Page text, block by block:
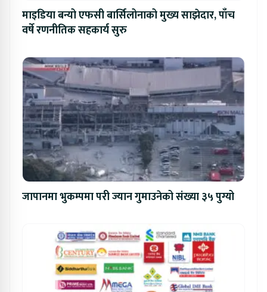
माइडिया बन्यो एफसी बार्सिलोनाको मुख्य साझेदार, पाँच
वर्षे रणनीतिक सहकार्य सुरु
जापानमा भुकम्पमा परी ज्यान गुमाउनेको संख्या ३५ पुग्यो